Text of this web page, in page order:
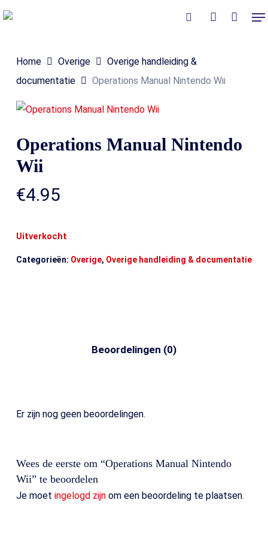
Skip
content
Home Overige
Overige handleiding &
documentatie
Operations Manual Nintendo Wii
Operations Manual Nintendo
Wii
€4.95
Uitverkocht
Categorieën: Overige, Overige handleiding & documentatie
Beoordelingen (0)
Er zijn nog geen beoordelingen.
Wees de eerste om “Operations Manual Nintendo
Wii” te beoordelen
Je moet ingelogd zijnom een beoordeling te plaatsen.